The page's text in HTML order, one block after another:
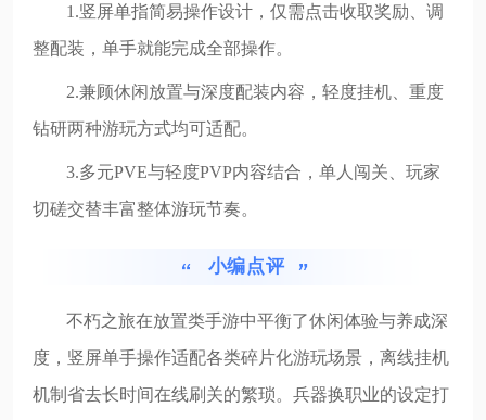
1.竖屏单指简易操作设计，仅需点击收取奖励、调
整配装，单手就能完成全部操作。
2.兼顾休闲放置与深度配装内容，轻度挂机、重度
钻研两种游玩方式均可适配。
3.多元PVE与轻度PVP内容结合，单人闯关、玩家
切磋交替丰富整体游玩节奏。
小编点评
不朽之旅在放置类手游中平衡了休闲体验与养成深
度，竖屏单手操作适配各类碎片化游玩场景，离线挂机
机制省去长时间在线刷关的繁琐。兵器换职业的设定打